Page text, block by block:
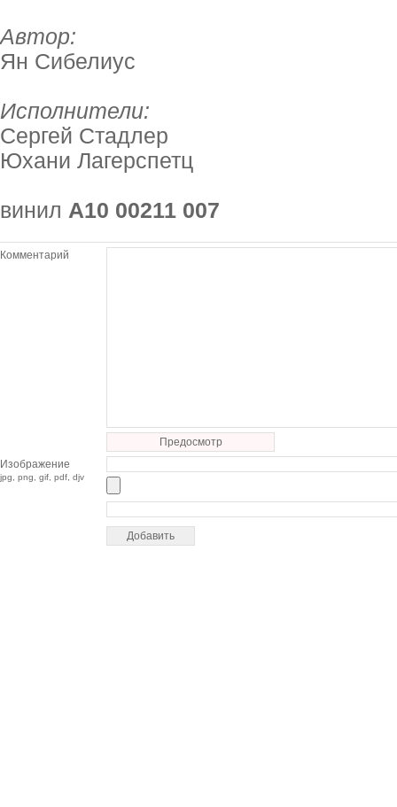
Автор:
Ян Сибелиус
Исполнители:
Сергей Стадлер
Юхани Лагерспетц
винил А10 00211 007
Комментарий
Предосмотр
Изображение
jpg, png, gif, pdf, djv